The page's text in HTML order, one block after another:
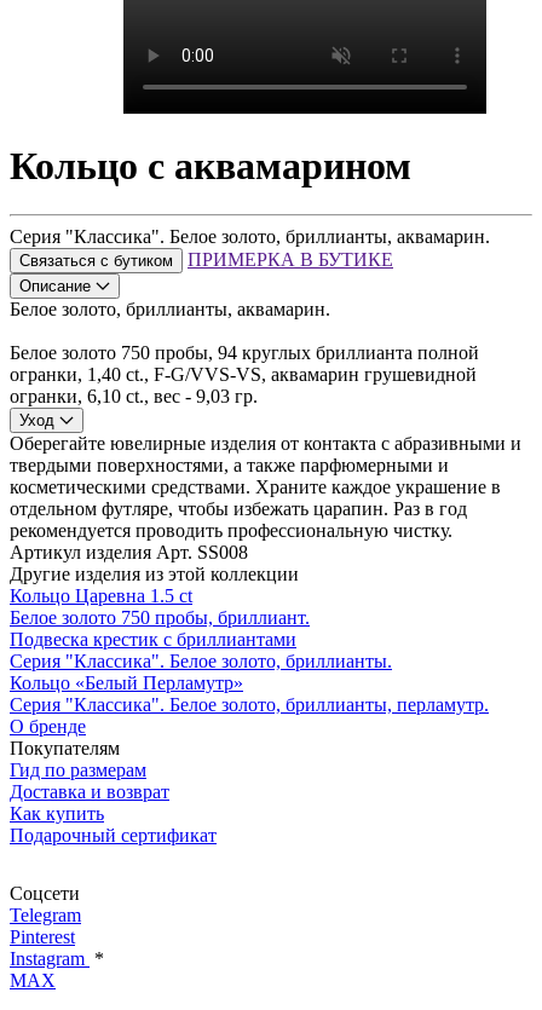
Кольцо с аквамарином
Серия "Классика". Белое золото, бриллианты, аквамарин.
Связаться с бутиком ПРИМЕРКА В БУТИКЕ
Описание
Белое золото, бриллианты, аквамарин.
Белое золото 750 пробы, 94 круглых бриллианта полной
огранки, 1,40 ct., F-G/VVS-VS, аквамарин грушевидной
огранки, 6,10 ct., вес - 9,03 гр.
Уход
Оберегайте ювелирные изделия от контакта с абразивными и
твердыми поверхностями, а также парфюмерными и
косметическими средствами. Храните каждое украшение в
отдельном футляре, чтобы избежать царапин. Раз в год
рекомендуется проводить профессиональную чистку.
Артикул изделия Арт. SS008
Другие изделия из этой коллекции
Кольцо Царевна 1.5 ct
Белое золото 750 пробы, бриллиант.
Подвеска крестик с бриллиантами
Серия "Классика". Белое золото, бриллианты.
Кольцо «Белый Перламутр»
Серия "Классика". Белое золото, бриллианты, перламутр.
О бренде
Покупателям
Гид по размерам
Доставка и возврат
Как купить
Подарочный сертификат
Соцсети
Telegram
Pinterest
Instagram *
MAX